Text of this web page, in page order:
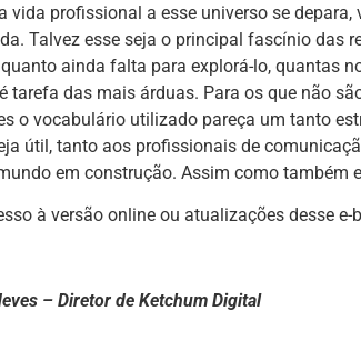
vida profissional a esse universo se
Talvez esse seja o principal fascínio das
ainda falta para explorá-lo, quantas
tarefa das mais árduas. Para os que não
o vocabulário utilizado pareça um tanto
útil, tanto aos profissionais de
em construção. Assim como também
à versão online ou atualizações desse e-
– Diretor de Ketchum Digital